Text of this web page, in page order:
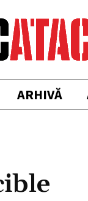
ARHIVĂ